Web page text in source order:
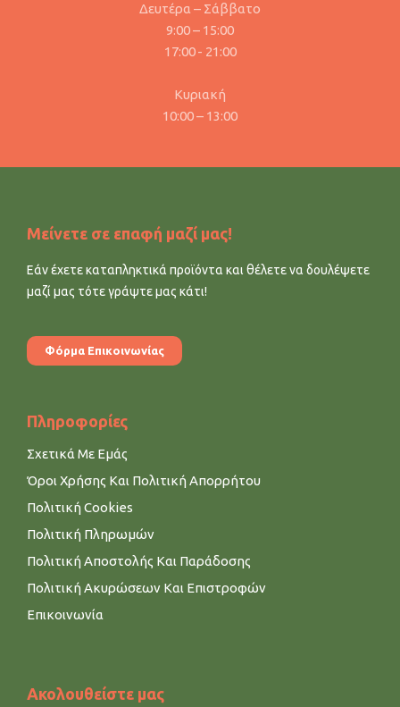
Δευτέρα – Σάββατο
9:00 – 15:00
17:00 - 21:00
Κυριακή
10:00 – 13:00
Μείνετε σε επαφή μαζί μας!
Εάν έχετε καταπληκτικά προϊόντα και θέλετε να δουλέψετε
μαζί μας τότε γράψτε μας κάτι!
Φόρμα Επικοινωνίας
Πληροφορίες
Σχετικά Με Εμάς
Όροι Χρήσης Και Πολιτική Απορρήτου
Πολιτική Cookies
Πολιτική Πληρωμών
Πολιτική Αποστολής Και Παράδοσης
Πολιτική Ακυρώσεων Και Επιστροφών
Επικοινωνία
Ακολουθείστε μας